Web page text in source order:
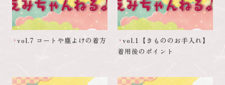
chevron_rightvol.7 コートや塵よけの着方 chevron_rightvol.1【きもののお手入れ】
着用後のポイント